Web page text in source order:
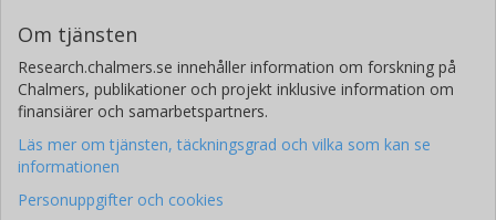
Om tjänsten
Research.chalmers.se innehåller information om forskning på
Chalmers, publikationer och projekt inklusive information om
finansiärer och samarbetspartners.
Läs mer om tjänsten, täckningsgrad och vilka som kan se
informationen
Personuppgifter och cookies